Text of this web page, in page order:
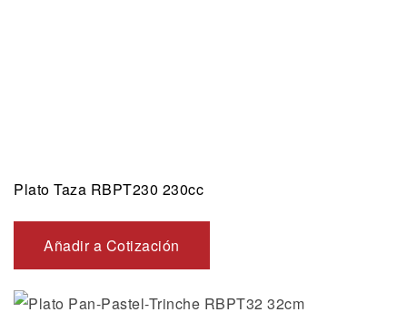
Plato Taza RBPT230 230cc
Añadir a Cotización